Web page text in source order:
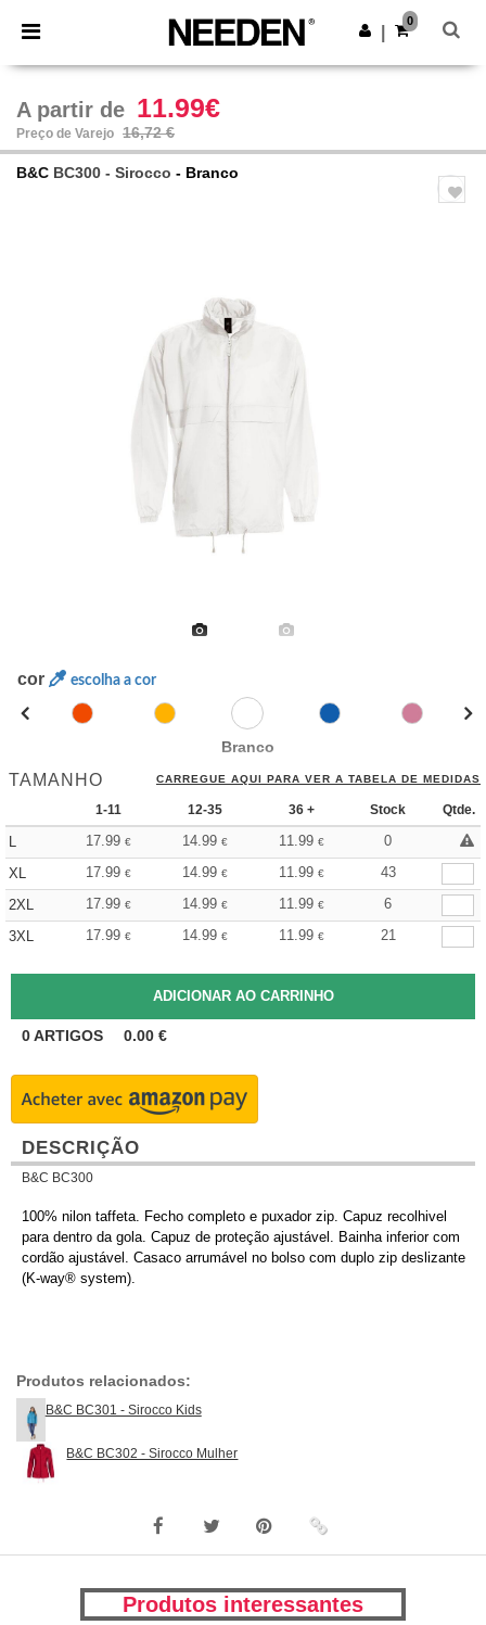
× App Needen
Melhores preços na app!
Obter app
0
A partir de 11.99€
Preço de Varejo 16,72 €
B&C BC300 - Sirocco - Branco
cor escolha a cor
Branco
TAMANHO CARREGUE AQUI PARA VER A TABELA DE MEDIDAS
1-11 12-35 36 + Stock Qtde.
L 17.99 € 14.99 € 11.99 €
0
XL
17.99 € 14.99 € 11.99 €
43
2XL
17.99 € 14.99 € 11.99 €
6
3XL
17.99 € 14.99 € 11.99 € 21
0ARTIGOS 0.00 €
DESCRIÇÃO
B&C BC300
100% nilon taffeta. Fecho completo e puxador zip. Capuz recolhivel
para dentro da gola. Capuz de proteção ajustável. Bainha inferior com
cordão ajustável. Casaco arrumável no bolso com duplo zip deslizante
(K-way® system).
Produtos relacionados:
B&C BC301 - Sirocco Kids
B&C BC302 - Sirocco Mulher
Produtos interessantes